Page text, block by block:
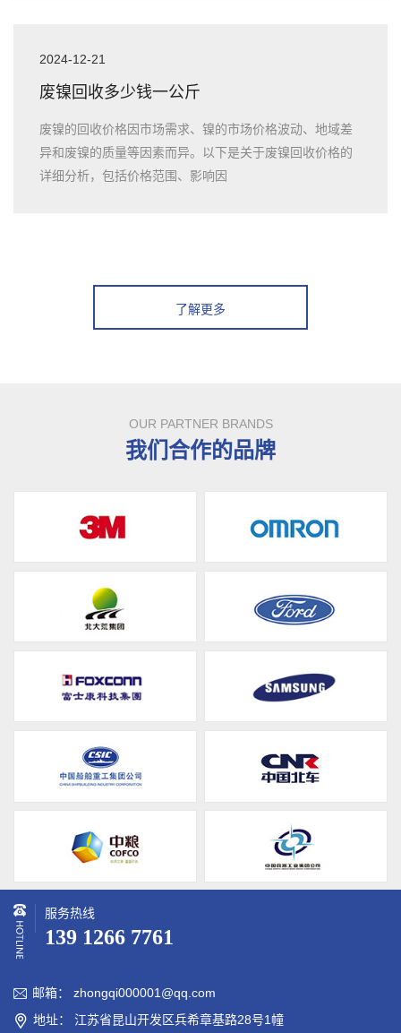
2024-12-21
废镍回收多少钱一公斤
废镍的回收价格因市场需求、镍的市场价格波动、地域差
异和废镍的质量等因素而异。以下是关于废镍回收价格的
详细分析，包括价格范围、影响因
了解更多
OUR PARTNER BRANDS
我们合作的品牌
服务热线
139 1266 7761
 邮箱： zhongqi000001@qq.com
 地址： 江苏省昆山开发区兵希章基路28号1幢